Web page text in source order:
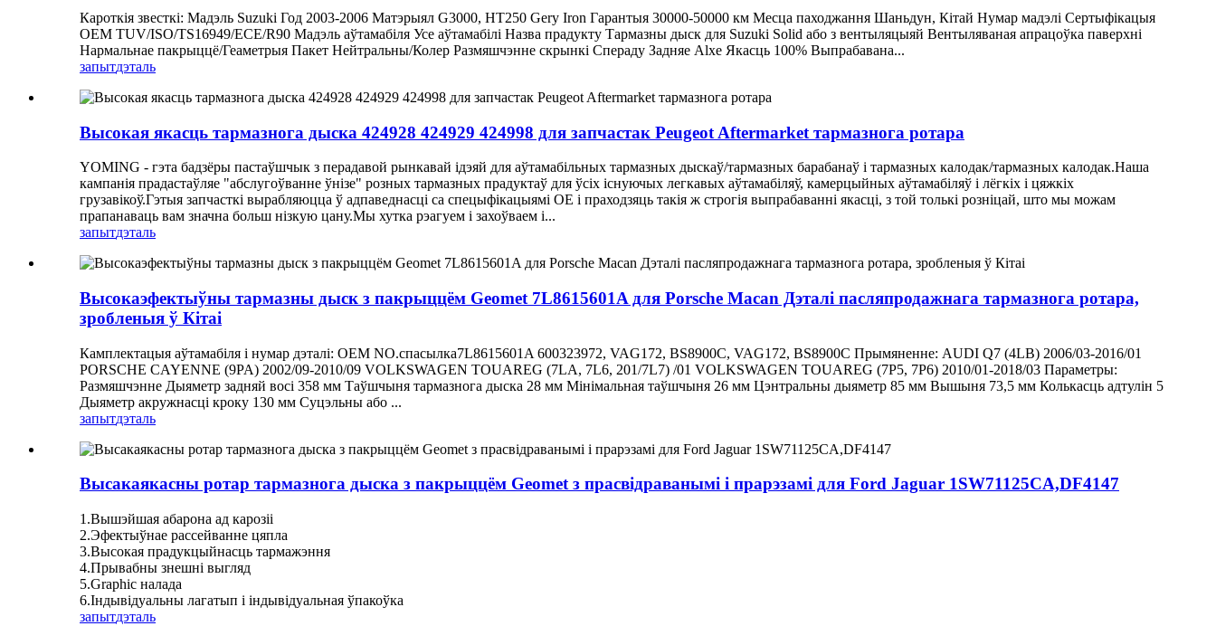
Кароткія звесткі: Мадэль Suzuki Год 2003-2006 Матэрыял G3000, HT250 Gery Iron Гарантыя 30000-50000 км Месца паходжання Шаньдун, Кітай Нумар мадэлі Сертыфікацыя
OEM TUV/ISO/TS16949/ECE/R90 Мадэль аўтамабіля Усе аўтамабілі Назва прадукту Тармазны дыск для Suzuki Solid або з вентыляцыяй Вентыляваная апрацоўка паверхні
Нармальнае пакрыццё/Геаметрыя Пакет Нейтральны/Колер Размяшчэнне скрынкі Спераду Задняе Alxe Якасць 100% Выпрабавана...
запытдэталь
Высокая якасць тармазнога дыска 424928 424929 424998 для запчастак Peugeot Aftermarket тармазнога ротара
YOMING - гэта бадзёры пастаўшчык з перадавой рынкавай ідэяй для аўтамабільных тармазных дыскаў/тармазных барабанаў і тармазных калодак/тармазных калодак.Наша
кампанія прадастаўляе "абслугоўванне ўнізе" розных тармазных прадуктаў для ўсіх існуючых легкавых аўтамабіляў, камерцыйных аўтамабіляў і лёгкіх і цяжкіх
грузавікоў.Гэтыя запчасткі вырабляюцца ў адпаведнасці са спецыфікацыямі OE і праходзяць такія ж строгія выпрабаванні якасці, з той толькі розніцай, што мы можам
прапанаваць вам значна больш нізкую цану.Мы хутка рэагуем і захоўваем i...
запытдэталь
Высокаэфектыўны тармазны дыск з пакрыццём Geomet 7L8615601A для Porsche Macan Дэталі пасляпродажнага тармазнога ротара,
зробленыя ў Кітаі
Камплектацыя аўтамабіля і нумар дэталі: OEM NO.спасылка7L8615601A 600323972, VAG172, BS8900C, VAG172, BS8900C Прымяненне: AUDI Q7 (4LB) 2006/03-2016/01
PORSCHE CAYENNE (9PA) 2002/09-2010/09 VOLKSWAGEN TOUAREG (7LA, 7L6, 201/7L7) /01 VOLKSWAGEN TOUAREG (7P5, 7P6) 2010/01-2018/03 Параметры:
Размяшчэнне Дыяметр задняй восі 358 мм Таўшчыня тармазнога дыска 28 мм Мінімальная таўшчыня 26 мм Цэнтральны дыяметр 85 мм Вышыня 73,5 мм Колькасць адтулін 5
Дыяметр акружнасці кроку 130 мм Суцэльны або ...
запытдэталь
Высакаякасны ротар тармазнога дыска з пакрыццём Geomet з прасвідраванымі і прарэзамі для Ford Jaguar 1SW71125CA,DF4147
1.Вышэйшая абарона ад карозіі
2.Эфектыўнае рассейванне цяпла
3.Высокая прадукцыйнасць тармажэння
4.Прывабны знешні выгляд
5.Graphic налада
6.Індывідуальны лагатып і індывідуальная ўпакоўка
запытдэталь